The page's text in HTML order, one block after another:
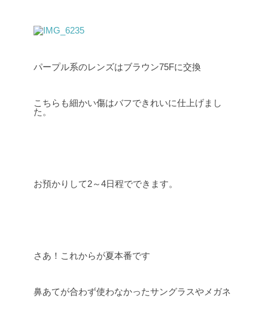
パープル系のレンズはブラウン75Fに交換
こちらも細かい傷はバフできれいに仕上げまし
た。
お預かりして2～4日程でできます。
さあ！これからが夏本番です
鼻あてが合わず使わなかったサングラスやメガネ